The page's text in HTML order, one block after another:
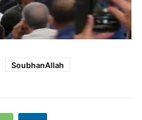
SoubhanAllah